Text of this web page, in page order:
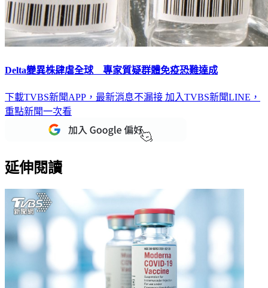
Delta變異株肆虐全球 專家質疑群體免疫恐難達成
下載TVBS新聞APP，最新消息不漏接 加入TVBS新聞LINE，
重點新聞一次看
延伸閱讀